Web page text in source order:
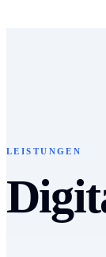
LEISTUNGEN